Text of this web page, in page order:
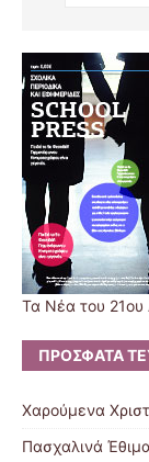
Τα Νέα του 21ου
ΠΡΌΣΦΑΤΑ
Χαρούμενα
Πασχαλινά Έθιμα